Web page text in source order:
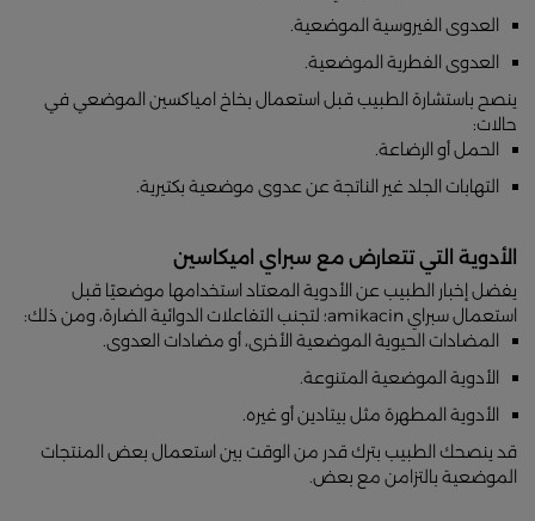
العدوى الفيروسية الموضعية.
العدوى الفطرية الموضعية.
ينصح باستشارة الطبيب قبل استعمال بخاخ امياكسين الموضعي في
حالات:
الحمل أو الرضاعة.
التهابات الجلد غير الناتجة عن عدوى موضعية بكتيرية.
الأدوية التي تتعارض مع سبراي اميكاسين
يفضل إخبار الطبيب عن الأدوية المعتاد استخدامها موضعيًا قبل
استعمال سبراي amikacin؛ لتجنب التفاعلات الدوائية الضارة، ومن ذلك:
المضادات الحيوية الموضعية الأخرى، أو مضادات العدوى.
الأدوية الموضعية المتنوعة.
الأدوية المطهرة مثل بيتادين أو غيره.
قد ينصحك الطبيب بترك قدر من الوقت بين استعمال بعض المنتجات
الموضعية بالتزامن مع بعض.